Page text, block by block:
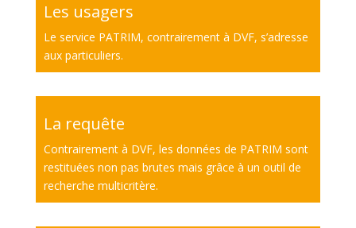
Les usagers
Le service PATRIM, contrairement à DVF, s’adresse
aux particuliers.
La requête
Contrairement à DVF, les données de PATRIM sont
restituées non pas brutes mais grâce à un outil de
recherche multicritère.